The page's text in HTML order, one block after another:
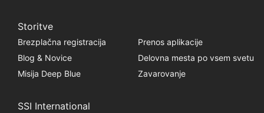
Storitve
Brezplačna registracija
Prenos aplikacije
Blog & Novice
Delovna mesta po vsem svetu
Misija Deep Blue
Zavarovanje
SSI International